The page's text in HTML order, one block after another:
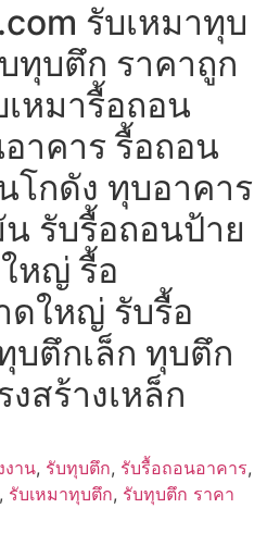
รับเหมาทุบ
ทุบตึก ราคาถูก
หมารื้อถอน
าคาร รื้อถอน
โกดัง ทุบอาคาร
รับรื้อถอนป้าย
หญ่ รื้อ
ดใหญ่ รับรื้อ
บตึกเล็ก ทุบตึก
สร้างเหล็ก
งาน, รับทุบตึก, รับรื้อถอนอาคาร,
, รับเหมาทุบตึก, รับทุบตึก ราคา